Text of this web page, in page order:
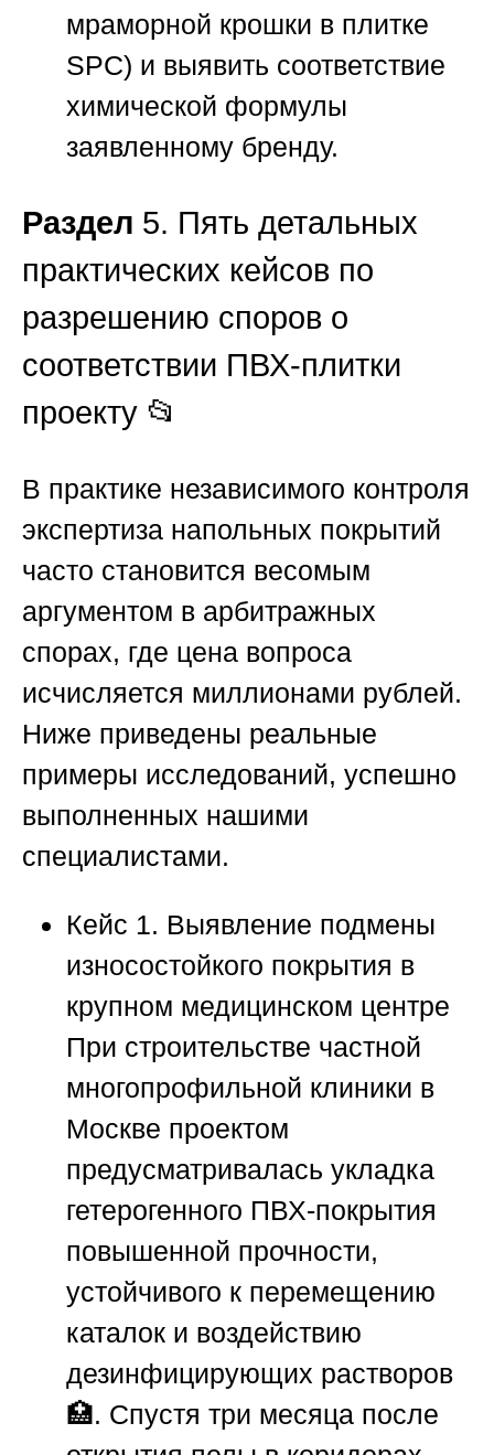
мраморной крошки в плитке
SPC) и выявить соответствие
химической формулы
заявленному бренду.
Раздел 5. Пять детальных
практических кейсов по
разрешению споров о
соответствии ПВХ-плитки
проекту 📂
В практике независимого контроля
экспертиза напольных покрытий
часто становится весомым
аргументом в арбитражных
спорах, где цена вопроса
исчисляется миллионами рублей.
Ниже приведены реальные
примеры исследований, успешно
выполненных нашими
специалистами.
Кейс 1. Выявление подмены
износостойкого покрытия в
крупном медицинском центре
При строительстве частной
многопрофильной клиники в
Москве проектом
предусматривалась укладка
гетерогенного ПВХ-покрытия
повышенной прочности,
устойчивого к перемещению
каталок и воздействию
дезинфицирующих растворов
🏥. Спустя три месяца после